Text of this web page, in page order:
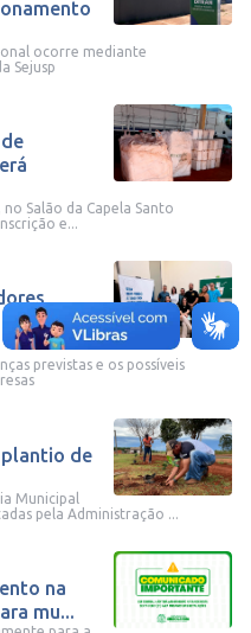
ocorre mediante
Sejusp
Salão da Capela Santo
e...
previstas e os possíveis
plantio de
Municipal
pela Administração ...
na
mu...